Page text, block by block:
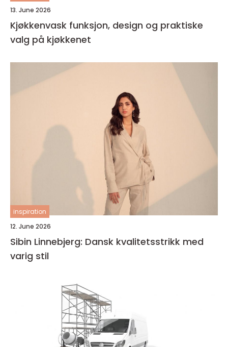
13. June 2026
Kjøkkenvask funksjon, design og praktiske
valg på kjøkkenet
inspiration
12. June 2026
Sibin Linnebjerg: Dansk kvalitetsstrikk med
varig stil